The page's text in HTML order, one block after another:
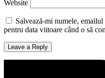
Website
Salvează-mi numele,
pentru data viitoare când o să